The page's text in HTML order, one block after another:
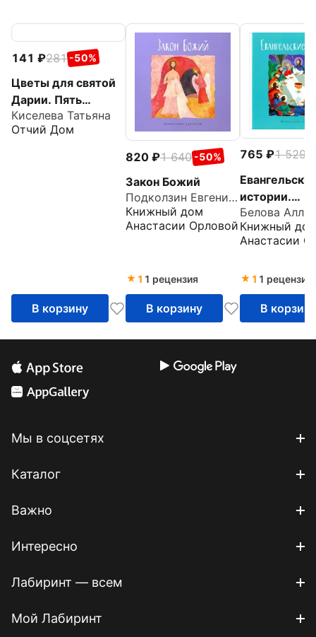
141 281 -50%
Цветы для святой
Дарии. Пять
паломничеств по
Истринской земле
Киселева Татьяна
Отчий Дом
В корзину
820 1 640 -50%
Закон Божий
Подколзин Евгений Николаевич
Книжный дом
Анастасии Орловой
1 1 рецензия
В корзину
765 1 529
истории.
детей
Белова Алла
Книжный
Анастасии
1 1 рецензия
В корзину
Мы в соцсетях
Каталог
Важно
Интересно
Лабиринт — всем
Мой Лабиринт